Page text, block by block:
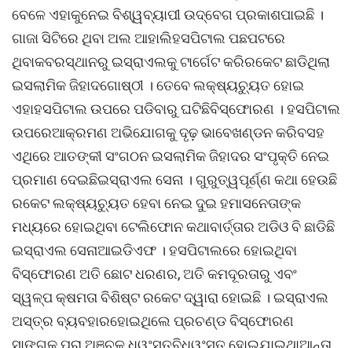
ବେଳେ ଏହାକୁନେଇ ବିଶ୍ୱବ୍ୟାପୀ ଉଦ୍ବେଗ ପ୍ରକାଶପାଇଛି ।
ଗାଜା ସିଟିରେ ଥିବା ଅଲ ଆହାଲିହସପିଟାଲ ପଛପଟରେ
ଥିବାକବରସ୍ଥାନରୁ ଇସ୍ରାଏଲକୁ ଟାର୍ଗେଟ କରିରକେଟ ଛାଡିଥିଲା
ଇସଲାମିକ ଜିହାଦଗୋଷ୍ଠୀ । ତେବେ ଲକ୍ଷ୍ୟଚ୍ୟୁତ ହୋଇ
ଏହାହସପିଟାଲ ଉପରେ ପଡିବାରୁ ଘଟିଛିବିସ୍ଫୋରଣ । ହସପିଟାଲ
ଉପରେଆକ୍ରମଣ ଅଭିଯୋଗକୁ ଦୃଢ଼ ଭାବେଖଣ୍ଡନ କରିବସହ
ଏଥିରେ ଆତଙ୍କୀ ସଂଗଠନ ଇସଲାମିକ ଜିହାଦର ସଂପୃକ୍ତି ନେଇ
ପ୍ରମାଣ ଦେଇଛିଇସ୍ରାଏଲ ସେନା । ଗୁରୁତ୍ୱପୂର୍ଣ୍ଣ କଥା ହେଉଛି
ରକେଟ ଲକ୍ଷ୍ୟଚ୍ୟୁତ ହେବା ନେଇ ଦୁଇ ହମାସନେତାଙ୍କ
ମଧ୍ୟରେ ହୋଇଥିବା ଟେଲିଫୋନ କଥାବାର୍ତ୍ତାର ଅଡିଓ ବି ଛାଡିଛି
ଇସ୍ରାଏଲ ସେନାଆଇଡିଏଫ । ହସପିଟାଲରେ ହୋଇଥିବା
ବିସ୍ଫୋରଣ ଅତି ଛୋଟ ଧରଣର, ଅତି କମଦୂରତାରୁ ଏବଂ
ସ୍ୱଳ୍ପ କ୍ଷମତା ବିଶିଷ୍ଟ ରକେଟ ଦ୍ୱାରା ହୋଇଛି । ଇସ୍ରାଏଲ
ଅସ୍ତ୍ର ବ୍ୟବହାରହୋଇଥିଲେ ପ୍ରଚଣ୍ଡ ବିସ୍ଫୋରଣ
ସାଙ୍ଗକୁ ପୁରା ଅଞ୍ଚଳ ଧ୍ୱଂସ୍ତବିଧ୍ୱଂସ୍ତ ହୋଇଯାଇଥାଆନ୍ତା